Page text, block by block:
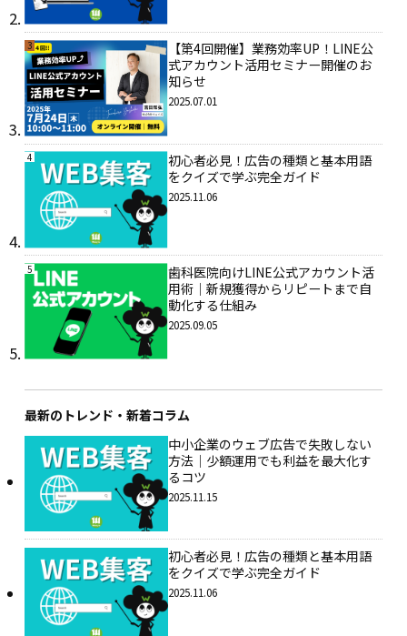
3
【第4回開催】業務効率UP！LINE公
式アカウント活用セミナー開催のお
知らせ
2025.07.01
4
初心者必見！広告の種類と基本用語
をクイズで学ぶ完全ガイド
2025.11.06
5
歯科医院向けLINE公式アカウント活
用術｜新規獲得からリピートまで自
動化する仕組み
2025.09.05
最新のトレンド・新着コラム
中小企業のウェブ広告で失敗しない
方法｜少額運用でも利益を最大化す
るコツ
2025.11.15
初心者必見！広告の種類と基本用語
をクイズで学ぶ完全ガイド
2025.11.06